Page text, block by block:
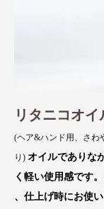
リタニコオイ
(ヘア&ハンド用、さわ
り) オイルでありな
く軽い使用感です
、仕上げ時にお使